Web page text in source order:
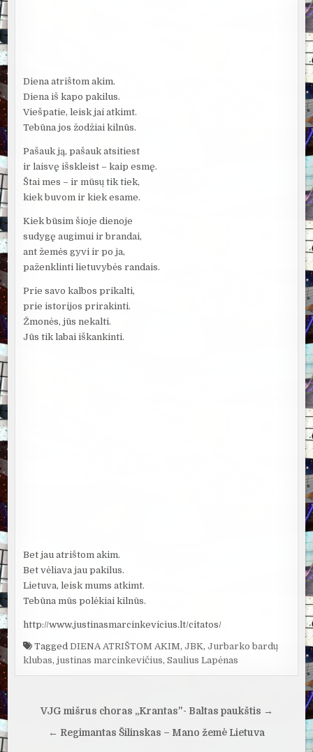
Diena atrištom akim.
Diena iš kapo pakilus.
Viešpatie, leisk jai atkimt.
Tebūna jos žodžiai kilnūs.
Pašauk ją, pašauk atsitiest
ir laisvę išskleist – kaip esmę.
Štai mes – ir mūsų tik tiek,
kiek buvom ir kiek esame.
Kiek būsim šioje dienoje
sudygę augimui ir brandai,
ant žemės gyvi ir po ja,
paženklinti lietuvybės randais.
Prie savo kalbos prikalti,
prie istorijos prirakinti.
Žmonės, jūs nekalti.
Jūs tik labai iškankinti.
Bet jau atrištom akim.
Bet vėliava jau pakilus.
Lietuva, leisk mums atkimt.
Tebūna mūs polėkiai kilnūs.
http://www.justinasmarcinkevicius.lt/citatos/
TaggedDIENA ATRIŠTOM AKIM,JBK,Jurbarko bardų
klubas,justinas marcinkevičius,Saulius Lapėnas
Navigacija
tarp
VJG mišrus choras „Krantas"- Baltas paukštis →
← Regimantas Šilinskas – Mano žemė Lietuva